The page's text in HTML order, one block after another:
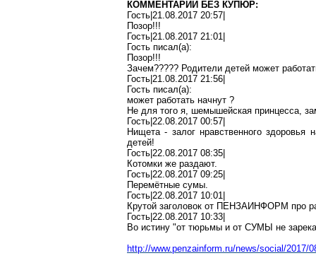
КОММЕНТАРИИ БЕЗ КУПЮР:
Гость|21.08.2017 20:57|
Позор!!!
Гость|21.08.2017 21:01|
Гость писал(a):
Позор!!!
Зачем????? Родители детей может
Гость|21.08.2017 21:56|
Гость писал(a):
может работать начнут ?
Не для того я, шемышейская принцесса,
Гость|22.08.2017 00:57|
Нищета - залог нравственного
детей!
Гость|22.08.2017 08:35|
Котомки же раздают.
Гость|22.08.2017 09:25|
Перемётные сумы.
Гость|22.08.2017 10:01|
Крутой заголовок от ПЕНЗАИНФОРМ про
Гость|22.08.2017 10:33|
Во истину "от тюрьмы и от СУМЫ не
http://www.penzainform.ru/news/social/2017/